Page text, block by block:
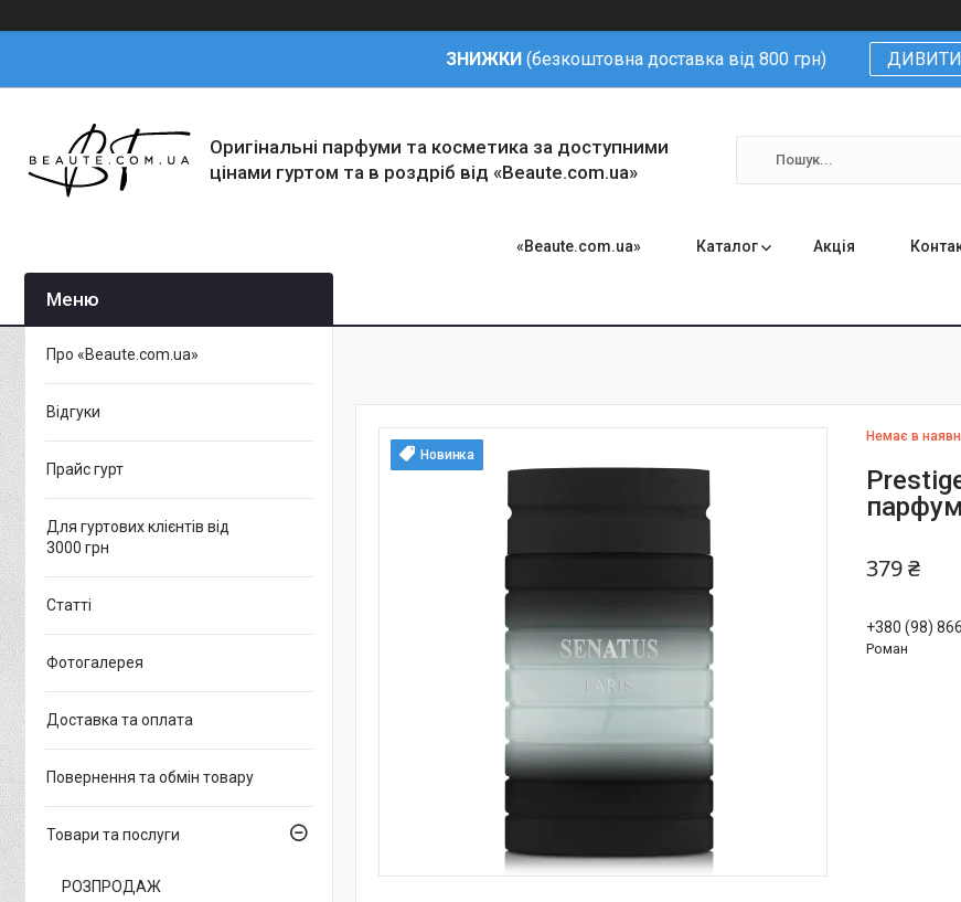
ЗНИЖКИ (безкоштовна доставка від 800 грн)
Оригінальні парфуми та косметика за доступними
цінами гуртом та в роздріб від «Beaute.com.ua»
«Beaute.com.ua» Каталог Акція
Новинка
Немає в
379 ₴
+380 (98)
Роман
Про «Beaute.com.ua»
Відгуки
Прайс гурт
Для гуртових клієнтів від
3000 грн
Статті
Фотогалерея
Доставка та оплата
Повернення та обмін товару
Товари та послуги
РОЗПРОДАЖ